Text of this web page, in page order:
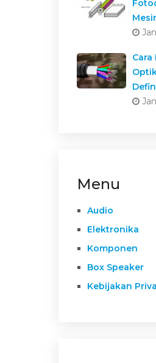
Cara
Menu
Audio
Elektronika
Komponen
Box Speaker
Kebijakan